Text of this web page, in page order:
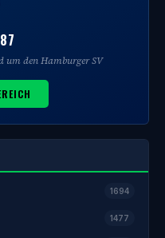
um den Hamburger SV
1694
1477